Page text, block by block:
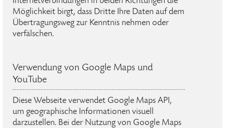
Möglichkeit birgt, dass Dritte Ihre Daten auf dem
Übertragungsweg zur Kenntnis nehmen oder
verfälschen.
Verwendung von Google Maps und
YouTube
Diese Webseite verwendet Google Maps API,
um geographische Informationen visuell
darzustellen. Bei der Nutzung von Google Maps